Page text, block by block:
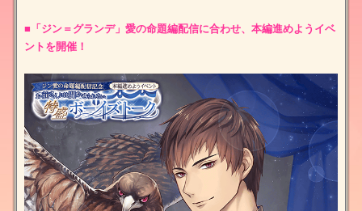
■「ジン＝グランデ」愛の命題編配信に合わせ、本編進めようイベ
ントを開催 ！